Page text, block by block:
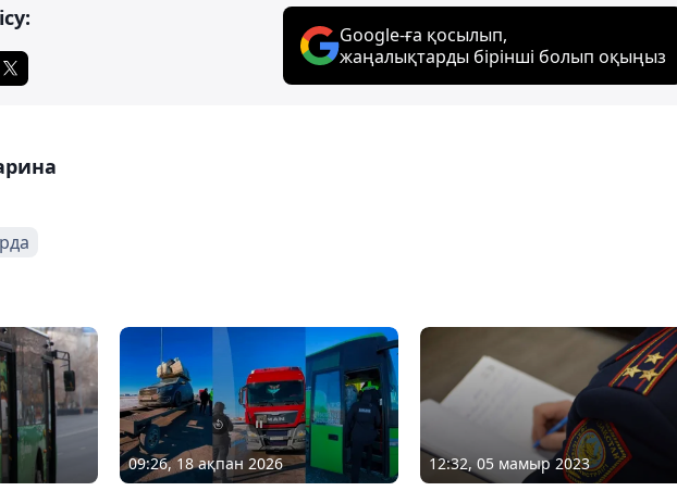
Google-ға қосылып,
жаңалықтарды бірінші болып оқыңыз
09:26, 18 ақпан 2026 12:32, 05 мамыр 2023